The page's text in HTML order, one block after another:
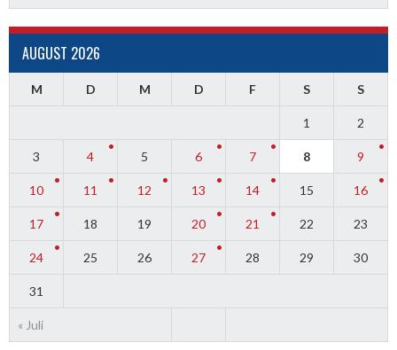
AUGUST 2026
M D M D F S S
« Juli
1 2
3 4 5 6 7 8 9
10 11 12 13 14 15 16
17 18 19 20 21 22 23
24 25 26 27 28 29 30
31